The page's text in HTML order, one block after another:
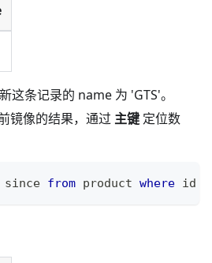
这条记录的 name 为 'GTS'。
镜像的结果，通过 主键 定位数
since from product where id